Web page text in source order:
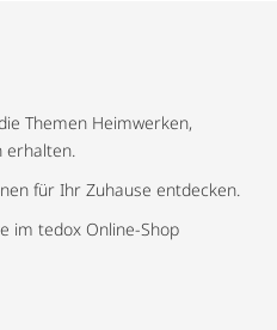
Themen Heimwerken,
erhalten.
für Ihr Zuhause entdecken.
im tedox Online-Shop